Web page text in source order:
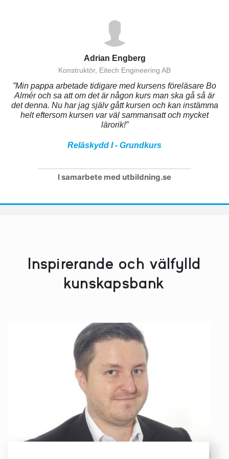
Adrian Engberg
Konstruktör, Eitech Engineering AB
”Min pappa arbetade tidigare med kursens föreläsare Bo
Almér och sa att om det är någon kurs man ska gå så är
det denna. Nu har jag själv gått kursen och kan instämma
helt eftersom kursen var väl sammansatt och mycket
lärorik!”
Reläskydd I - Grundkurs
I samarbete med utbildning.se
Inspirerande och välfylld
kunskapsbank